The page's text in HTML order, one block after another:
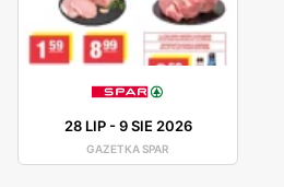
SPAR – promocje
SPAR dla swoich klientów
Dodatkowo sieć posiada program
konsumenci mogą zbierać
28 LIP-9 SIE 2026
GAZETKA SPAR